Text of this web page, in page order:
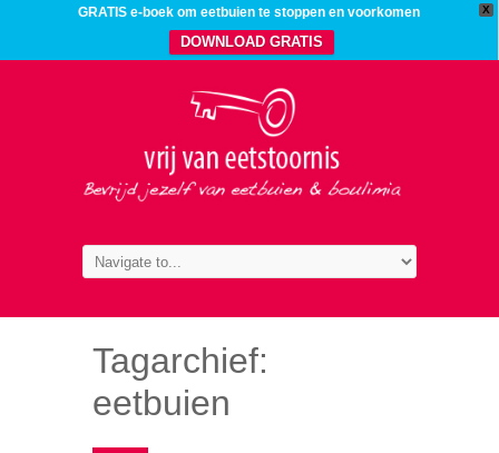
X
GRATIS e-boek om eetbuien te stoppen en voorkomen
DOWNLOAD GRATIS
Tagarchief:
eetbuien